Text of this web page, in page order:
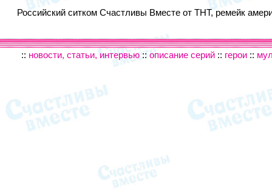
Российский ситком Счастливы Вместе от ТНТ, ремейк
:: новости, статьи, интервью:: описание серий :: герои ::